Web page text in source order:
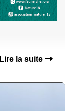
Lire la suite